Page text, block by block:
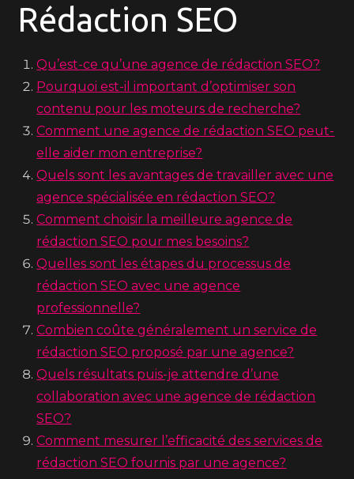
Rédaction SEO
Qu’est-ce qu’une agence de rédaction SEO?
Pourquoi est-il important d’optimiser son
contenu pour les moteurs de recherche?
Comment une agence de rédaction SEO peut-
elle aider mon entreprise?
Quels sont les avantages de travailler avec une
agence spécialisée en rédaction SEO?
Comment choisir la meilleure agence de
rédaction SEO pour mes besoins?
Quelles sont les étapes du processus de
rédaction SEO avec une agence
professionnelle?
Combien coûte généralement un service de
rédaction SEO proposé par une agence?
Quels résultats puis-je attendre d’une
collaboration avec une agence de rédaction
SEO?
Comment mesurer l’efficacité des services de
rédaction SEO fournis par une agence?